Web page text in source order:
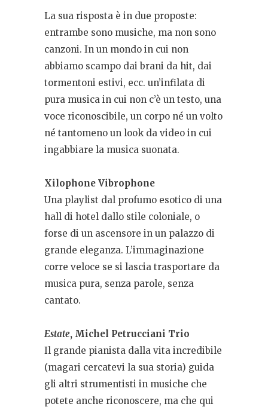
La sua risposta è in due proposte:
entrambe sono musiche, ma non sono
canzoni. In un mondo in cui non
abbiamo scampo dai brani da hit, dai
tormentoni estivi, ecc. un’infilata di
pura musica in cui non c’è un testo, una
voce riconoscibile, un corpo né un volto
né tantomeno un look da video in cui
ingabbiare la musica suonata.
Xilophone Vibrophone
Una playlist dal profumo esotico di una
hall di hotel dallo stile coloniale, o
forse di un ascensore in un palazzo di
grande eleganza. L’immaginazione
corre veloce se si lascia trasportare da
musica pura, senza parole, senza
cantato.
Estate, Michel Petrucciani Trio
Il grande pianista dalla vita incredibile
(magari cercatevi la sua storia) guida
gli altri strumentisti in musiche che
potete anche riconoscere, ma che qui